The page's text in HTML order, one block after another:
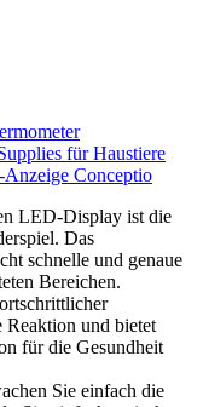
für Haustiere
Conceptio
LED-Display ist die
Das
schnelle und genaue
Bereichen.
Reaktion und bietet
für die Gesundheit
Sie einfach die